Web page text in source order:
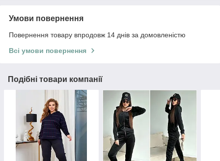
Умови повернення
Повернення товару впродовж 14 днів за домовленістю
Всі умови повернення
Подібні товари компанії